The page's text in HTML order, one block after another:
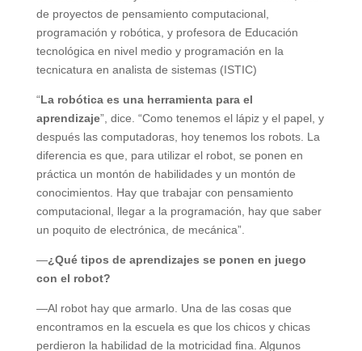
de proyectos de pensamiento computacional,
programación y robótica, y profesora de Educación
tecnológica en nivel medio y programación en la
tecnicatura en analista de sistemas (ISTIC)
“La robótica es una herramienta para el
aprendizaje”, dice. “Como tenemos el lápiz y el papel, y
después las computadoras, hoy tenemos los robots. La
diferencia es que, para utilizar el robot, se ponen en
práctica un montón de habilidades y un montón de
conocimientos. Hay que trabajar con pensamiento
computacional, llegar a la programación, hay que saber
un poquito de electrónica, de mecánica”.
—¿Qué tipos de aprendizajes se ponen en juego
con el robot?
—Al robot hay que armarlo. Una de las cosas que
encontramos en la escuela es que los chicos y chicas
perdieron la habilidad de la motricidad fina. Algunos